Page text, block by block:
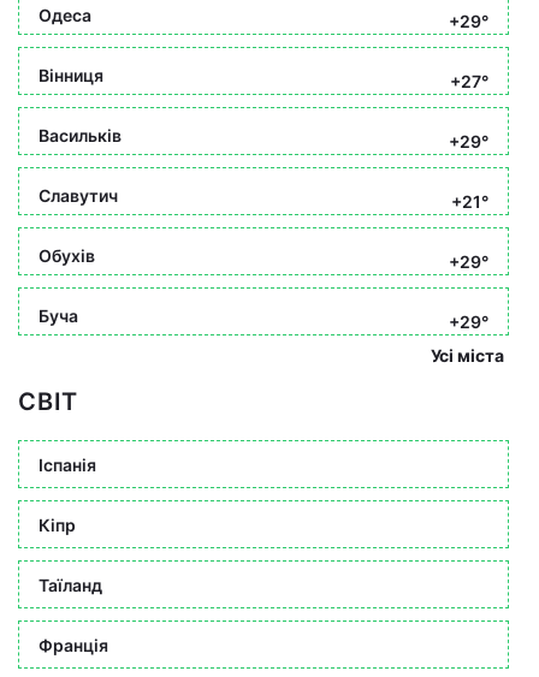
Одеса +29°
Вінниця +27°
Васильків +29°
Славутич +21°
Обухів +29°
Буча
+29°
Усі міста
СВІТ
Іспанія
Кіпр
Таїланд
Франція